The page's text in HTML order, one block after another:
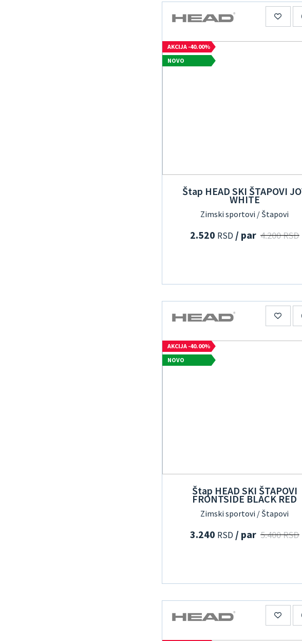
AKCIJA -40.00%
NOVO
Štap HEAD SKI ŠTAPOVI
WHITE
Zimski sportovi / Štapovi
2.520 RSD/ par 4.200 RSD
AKCIJA -40.00%
NOVO
Štap HEAD SKI ŠTAPOVI
FRONTSIDE BLACK RED
Zimski sportovi / Štapovi
3.240 RSD/ par 5.400 RSD